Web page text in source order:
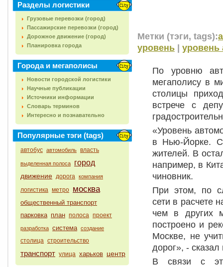
Разделы логистики
Грузовые перевозки (город)
Пассажирские перевозки (город)
Дорожное движение (город)
Планировка города
Города и мегаполисы
Новости городской логистики
Научные публикации
Источники информации
Словарь терминов
Интересно и познавательно
Популярные тэги (tags)
автобус автомобиль власть
выделенная полоса город
движение дорога компания
логистика метро москва
общественный транспорт
парковка план полоса проект
разработка система создание
столица строительство
транспорт улица харьков центр
Метки (тэги, tags):
уровень | уровень
По уровню
мегаполису в
столицы
встрече с
«Уровень
в Нью-Йорке.
жителей. В
например, в
чиновник.
При этом, по
сети в расчете
чем в других
построено и
Москве, не
дорог», -
В связи с